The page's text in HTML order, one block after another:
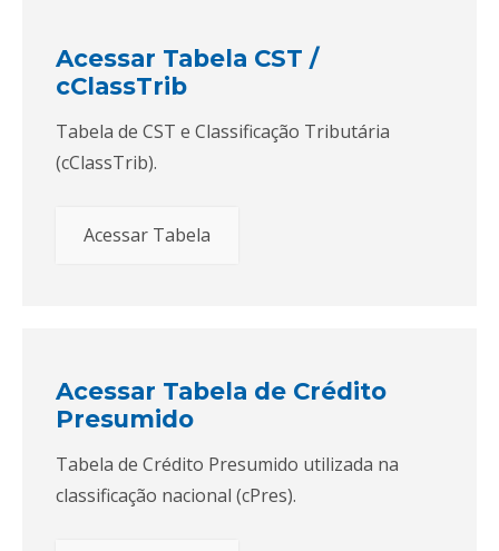
Acessar Tabela CST /
cClassTrib
Tabela de CST e Classificação Tributária
(cClassTrib).
Acessar Tabela
Acessar Tabela de Crédito
Presumido
Tabela de Crédito Presumido utilizada na
classificação nacional (cPres).